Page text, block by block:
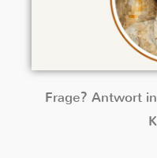
Frage? Antwort